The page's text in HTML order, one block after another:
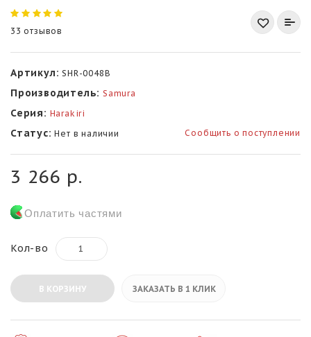
33 отзывов
Артикул: SHR-0048B
Производитель: Samura
Серия: Harakiri
Статус: Нет в наличии Сообщить о поступлении
3 266 р.
Оплатить частями
Кол-во
В КОРЗИНУ ЗАКАЗАТЬ В 1 КЛИК